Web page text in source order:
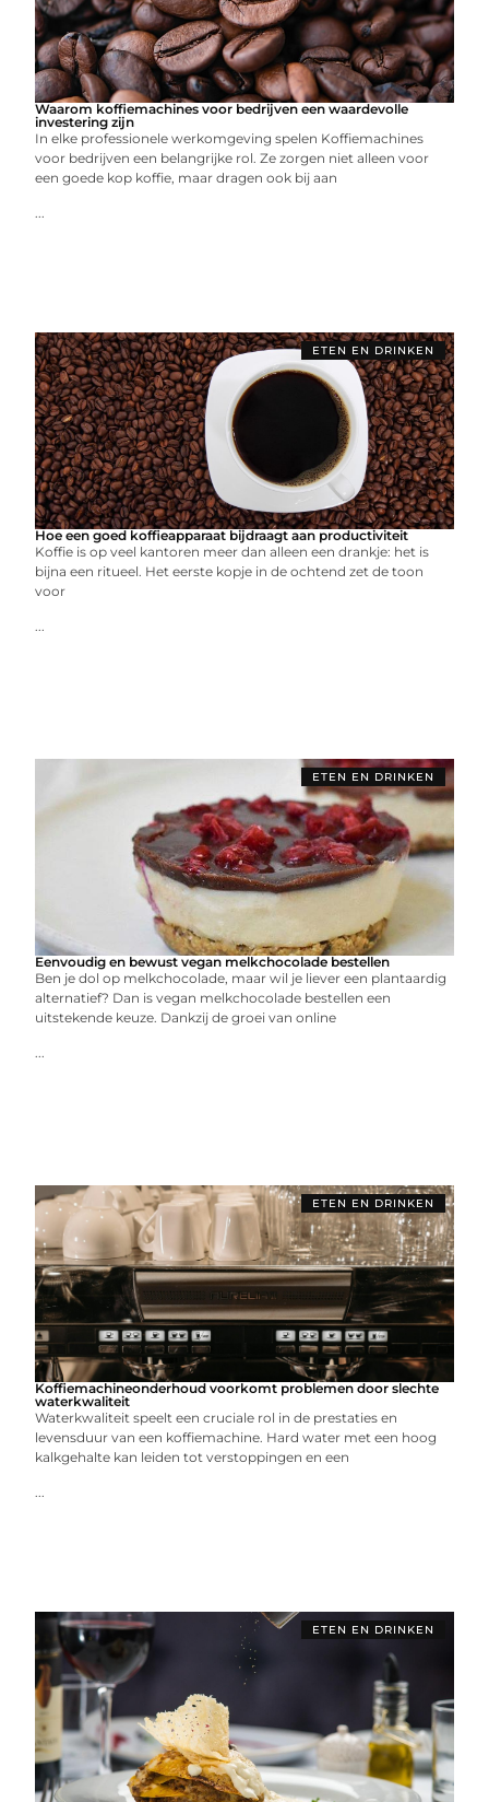
Waarom koffiemachines voor bedrijven een waardevolle
investering zijn
In elke professionele werkomgeving spelen Koffiemachines
voor bedrijven een belangrijke rol. Ze zorgen niet alleen voor
een goede kop koffie, maar dragen ook bij aan
...
ETEN EN DRINKEN
Hoe een goed koffieapparaat bijdraagt aan productiviteit
Koffie is op veel kantoren meer dan alleen een drankje: het is
bijna een ritueel. Het eerste kopje in de ochtend zet de toon
voor
...
ETEN EN DRINKEN
Eenvoudig en bewust vegan melkchocolade bestellen
Ben je dol op melkchocolade, maar wil je liever een plantaardig
alternatief? Dan is vegan melkchocolade bestellen een
uitstekende keuze. Dankzij de groei van online
...
ETEN EN DRINKEN
Koffiemachineonderhoud voorkomt problemen door slechte
waterkwaliteit
Waterkwaliteit speelt een cruciale rol in de prestaties en
levensduur van een koffiemachine. Hard water met een hoog
kalkgehalte kan leiden tot verstoppingen en een
...
ETEN EN DRINKEN